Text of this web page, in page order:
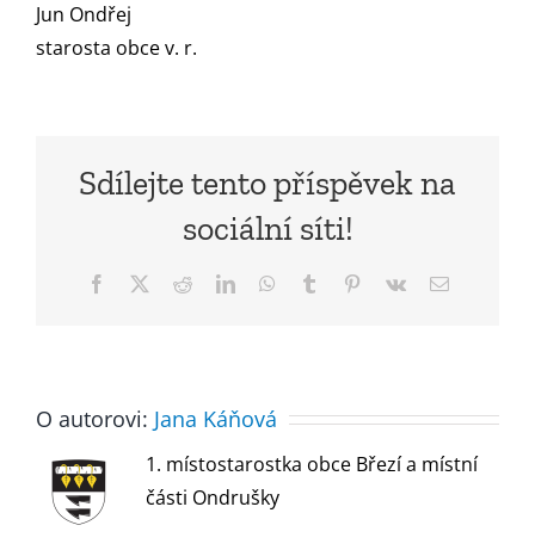
Jun Ondřej
starosta obce v. r.
Sdílejte tento příspěvek na
sociální síti!
Facebook RedditLinkedInWhatsApp
Tumblr Pinterest
Vk
E-
O autorovi: Jana Káňová
1. místostarostka obce Březí a místní
části Ondrušky